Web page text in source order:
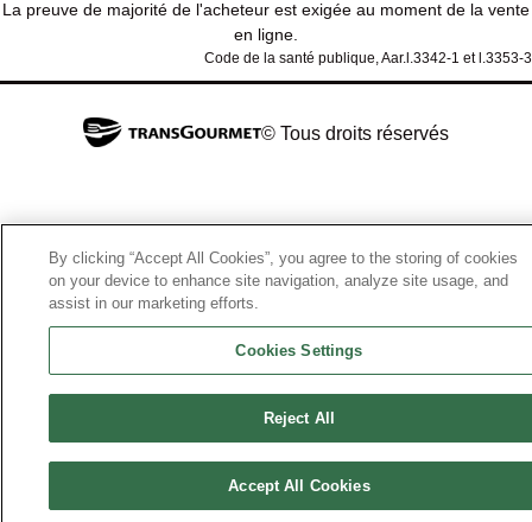
La preuve de majorité de l'acheteur est exigée au moment de la vente
en ligne.
Code de la santé publique, Aar.l.3342-1 et l.3353-3
© Tous droits réservés
By clicking “Accept All Cookies”, you agree to the storing of cookies
on your device to enhance site navigation, analyze site usage, and
assist in our marketing efforts.
Cookies Settings
Reject All
Accept All Cookies